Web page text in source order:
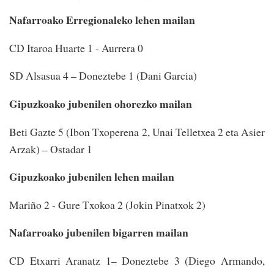
Nafarroako Erregionaleko lehen mailan
CD Itaroa Huarte 1 - Aurrera 0
SD Alsasua 4 – Doneztebe 1 (Dani Garcia)
Gipuzkoako jubenilen ohorezko mailan
Beti Gazte 5 (Ibon Txoperena 2, Unai Telletxea 2 eta Asier
Arzak) – Ostadar 1
Gipuzkoako jubenilen lehen mailan
Mariño 2 - Gure Txokoa 2 (Jokin Pinatxok 2)
Nafarroako jubenilen bigarren mailan
CD Etxarri Aranatz 1– Doneztebe 3 (Diego Armando,